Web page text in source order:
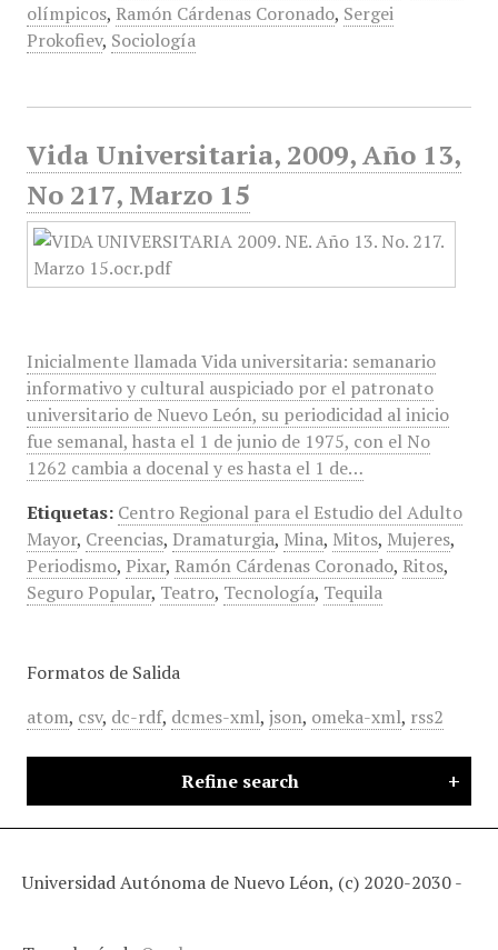
olímpicos, Ramón Cárdenas Coronado, Sergei
Prokofiev, Sociología
Vida Universitaria, 2009, Año 13,
No 217, Marzo 15
Inicialmente llamada Vida universitaria: semanario
informativo y cultural auspiciado por el patronato
universitario de Nuevo León, su periodicidad al inicio
fue semanal, hasta el 1 de junio de 1975, con el No
1262 cambia a docenal y es hasta el 1 de…
Etiquetas: Centro Regional para el Estudio del Adulto
Mayor, Creencias, Dramaturgia, Mina, Mitos, Mujeres,
Periodismo, Pixar, Ramón Cárdenas Coronado, Ritos,
Seguro Popular, Teatro, Tecnología, Tequila
Formatos de Salida
atom, csv, dc-rdf, dcmes-xml, json, omeka-xml, rss2
Refine search
Universidad Autónoma de Nuevo Léon, (c) 2020-2030 -